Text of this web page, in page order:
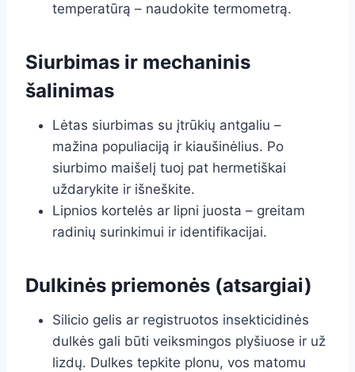
temperatūrą – naudokite termometrą.
Siurbimas ir mechaninis
šalinimas
Lėtas siurbimas su įtrūkių antgaliu –
mažina populiaciją ir kiaušinėlius. Po
siurbimo maišelį tuoj pat hermetiškai
uždarykite ir išneškite.
Lipnios kortelės ar lipni juosta – greitam
radinių surinkimui ir identifikacijai.
Dulkinės priemonės (atsargiai)
Silicio gelis ar registruotos insekticidinės
dulkės gali būti veiksmingos plyšiuose ir už
lizdų. Dulkes tepkite plonu, vos matomu